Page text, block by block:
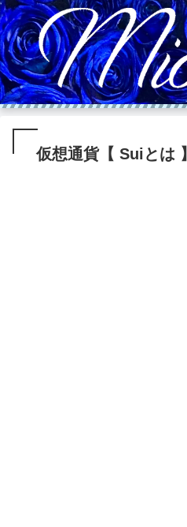
仮想通貨【 Suiとは